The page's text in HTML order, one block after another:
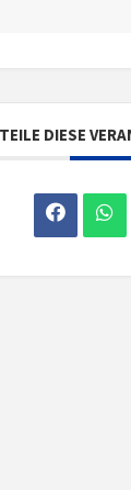
TEILE DIESE